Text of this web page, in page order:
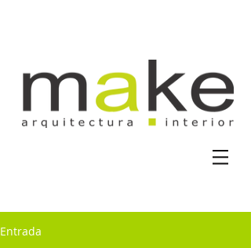
Entrada